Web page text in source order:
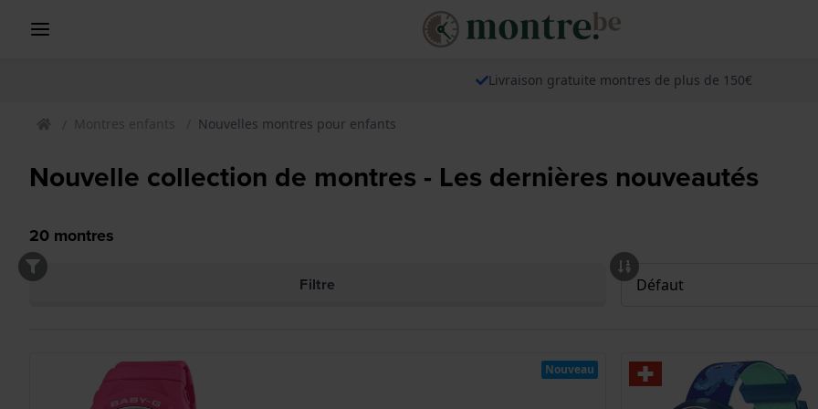
Livraison gratuite montres de plus de 150€
Montres enfants Nouvelles montres pour enfants
Nouvelle collection de montres - Les dernières nouveautés
20 montres
Filtre
Nouveau